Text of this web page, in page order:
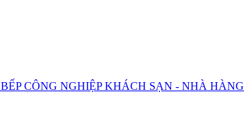
BẾP CÔNG NGHIỆP KHÁCH SẠN - NHÀ HÀNG